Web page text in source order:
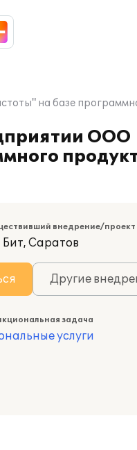
на базе
ООО
внедрение/проект
Саратов
Другие
задача
услуги